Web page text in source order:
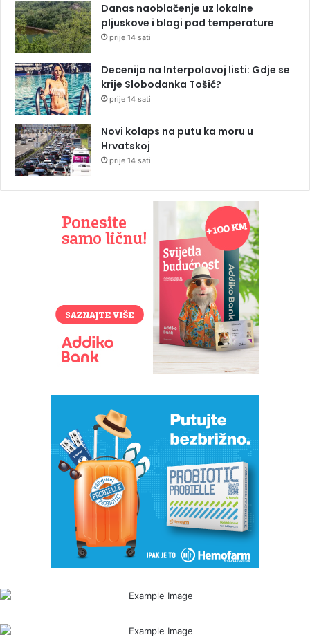
Danas naoblačenje uz lokalne
pljuskove i blagi pad temperature
prije 14 sati
Decenija na Interpolovoj listi: Gdje se
krije Slobodanka Tošić?
prije 14 sati
Novi kolaps na putu ka moru u
Hrvatskoj
prije 14 sati